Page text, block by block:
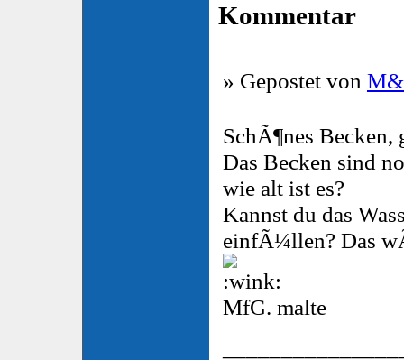
Kommentar
» Gepostet von
SchÃ¶nes
Das Becken sind
wie alt ist es?
Kannst du das
einfÃ¼llen? Das
MfG. malte